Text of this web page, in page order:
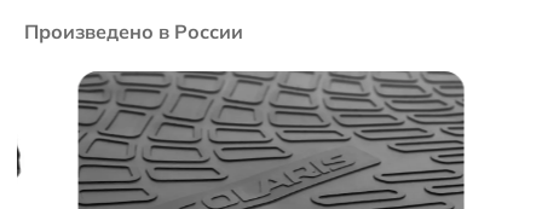
Произведено в России